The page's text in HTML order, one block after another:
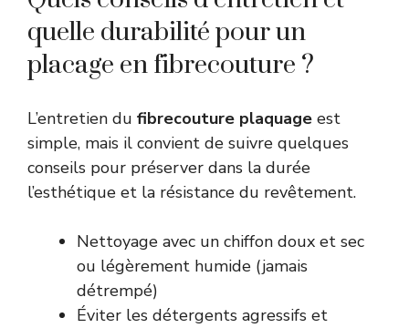
quelle durabilité pour un
placage en fibrecouture ?
L’entretien du fibrecouture plaquage est
simple, mais il convient de suivre quelques
conseils pour préserver dans la durée
l’esthétique et la résistance du revêtement.
Nettoyage avec un chiffon doux et sec
ou légèrement humide (jamais
détrempé)
Éviter les détergents agressifs et